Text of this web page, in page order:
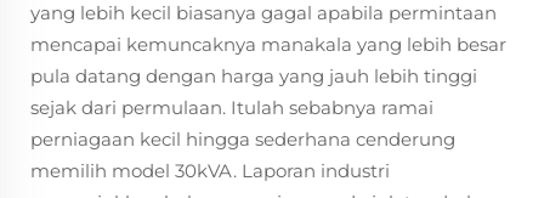
yang lebih kecil biasanya gagal apabila permintaan
mencapai kemuncaknya manakala yang lebih besar
pula datang dengan harga yang jauh lebih tinggi
sejak dari permulaan. Itulah sebabnya ramai
perniagaan kecil hingga sederhana cenderung
memilih model 30kVA. Laporan industri